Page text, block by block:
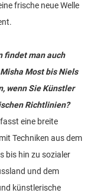
frische neue Welle
findet man auch
Most bis Niels
wenn Sie Künstler
Richtlinien?
eine breite
Techniken aus dem
bis hin zu sozialer
und dem
künstlerische